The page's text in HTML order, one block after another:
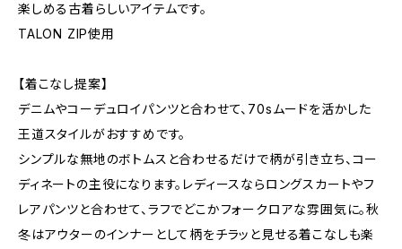
楽しめる古着らしいアイテムです。
TALON ZIP使用
【着こなし提案】
デニムやコーデュロイパンツと合わせて、70sムードを活かした
王道スタイルがおすすめです。
シンプルな無地のボトムスと合わせるだけで柄が引き立ち、コー
ディネートの主役になります。レディースならロングスカートやフ
レアパンツと合わせて、ラフでどこかフォークロアな雰囲気に。秋
冬はアウターのインナーとして柄をチラッと見せる着こなしも楽